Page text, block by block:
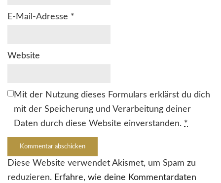
E-Mail-Adresse *
Website
Mit der Nutzung dieses Formulars erklärst du dich
mit der Speicherung und Verarbeitung deiner
Daten durch diese Website einverstanden. *
Diese Website verwendet Akismet, um Spam zu
reduzieren. Erfahre, wie deine Kommentardaten